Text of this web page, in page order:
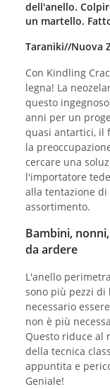
dell'anello.
un martello.
Taraniki//Nuova
Con Kindling
legna! La
questo
anni per un
quasi antartici, il
la
cercare una
l'importatore
alla tentazione
assortimento.
Bambini,
da ardere
L'anello
sono più pezzi di
necessario
non è più
Questo riduce al
della tecnica
appuntita e
Geniale!